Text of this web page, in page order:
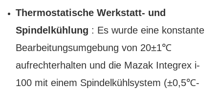
Thermostatische Werkstatt- und
Spindelkühlung : Es wurde eine konstante
Bearbeitungsumgebung von 20±1℃
aufrechterhalten und die Mazak Integrex i-
100 mit einem Spindelkühlsystem (±0,5℃-